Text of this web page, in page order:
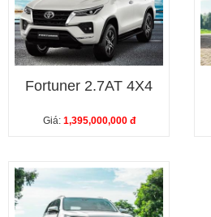
Fortuner 2.7AT 4X4
Giá: 1,395,000,000 đ